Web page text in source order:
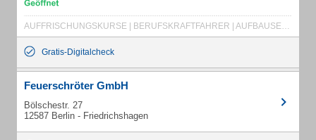
AUFFRISCHUNGSKURSE | BERUFSKRAFTFAHRER | AUFBAUSEMINARE | FAHREIGNUNGSSEMINARE | EU WEITERBILDUNG | ADR GGVSEB | GABELSTAPLER | LADEKRAN-AUSBILDUNG | LKW-FAHRSCHULE | FERIENKURSE | ASF-KURSE | FES-SEMINARE
Gratis-Digitalcheck
Feuerschröter GmbH
Bölschestr. 27
12587 Berlin - Friedrichshagen